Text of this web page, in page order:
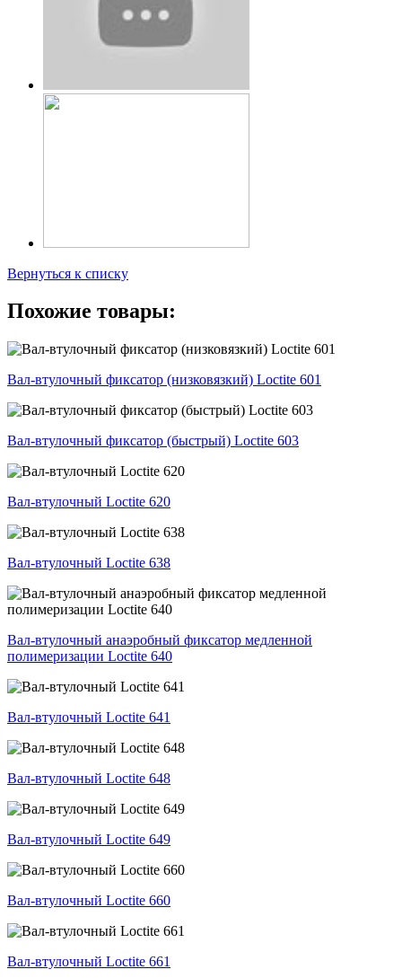
Вернуться к списку
Похожие товары:
Вал-втулочный фиксатор (низковязкий) Loctite 601
Вал-втулочный фиксатор (быстрый) Loctite 603
Вал-втулочный Loctite 620
Вал-втулочный Loctite 638
Вал-втулочный анаэробный фиксатор медленной
полимеризации Loctite 640
Вал-втулочный Loctite 641
Вал-втулочный Loctite 648
Вал-втулочный Loctite 649
Вал-втулочный Loctite 660
Вал-втулочный Loctite 661